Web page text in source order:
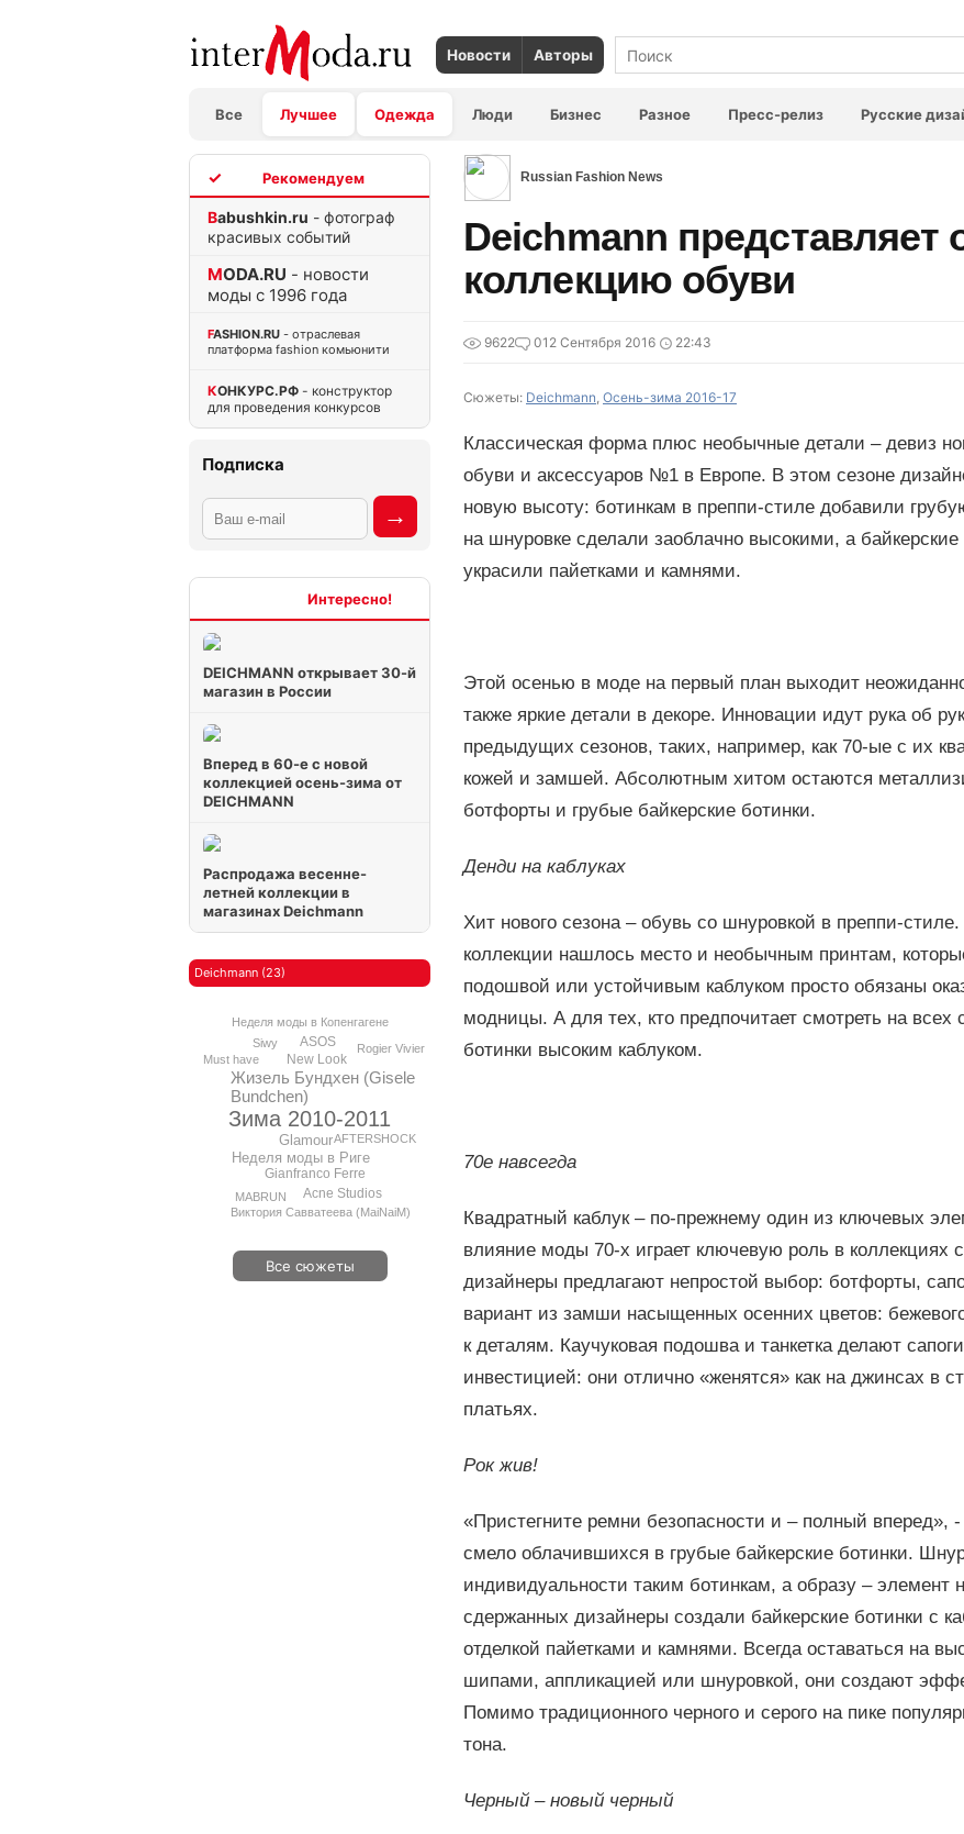
Новости Авторы
Все Лучшее Одежда Люди Бизнес Разное Пресс-релиз Русские
Babushkin.ru - фотограф
красивых событий
MODA.RU - новости
моды с 1996 года
FASHION.RU - отраслевая
платформа fashion комьюнити
КОНКУРС.РФ - конструктор
для проведения конкурсов
Подписка
DEICHMANN открывает 30-й
магазин в России
Вперед в 60-е с новой
коллекцией осень-зима от
DEICHMANN
Распродажа весенне-
летней коллекции в
магазинах Deichmann
Deichmann (23)
Зима 2010-2011
Жизель Бундхен (Gisele
Bundchen)
Glamour
Неделя моды в Риге
Gianfranco Ferrе
New Look
ASOS
Acne Studios
Виктория Савватеева (MaiNaiM)
AFTERSHOCK
MABRUN
Неделя моды в Копенгагене
Must have
Rogier Vivier
Siwy
Все сюжеты
Russian Fashion News
Deichmann
коллекцию обуви
9622 012 Сентября 2016 22:43
Сюжеты: Deichmann, Осень-зима 2016-17
Классическая форма плюс необычные детали – девиз
обуви и аксессуаров №1 в Европе. В этом сезоне
новую высоту: ботинкам в преппи-стиле добавили
на шнуровке сделали заоблачно высокими, а
украсили пайетками и камнями.
Этой осенью в моде на первый план выходит
также яркие детали в декоре. Инновации идут рука об
предыдущих сезонов, таких, например, как 70-ые с их
кожей и замшей. Абсолютным хитом остаются
ботфорты и грубые байкерские ботинки.
Денди на каблуках
Хит нового сезона – обувь со шнуровкой в преппи-
коллекции нашлось место и необычным принтам,
подошвой или устойчивым каблуком просто обязаны
модницы. А для тех, кто предпочитает смотреть на
ботинки высоким каблуком.
70е навсегда
Квадратный каблук – по-прежнему один из ключевых
влияние моды 70-х играет ключевую роль в коллекциях
дизайнеры предлагают непростой выбор: ботфорты,
вариант из замши насыщенных осенних цветов:
к деталям. Каучуковая подошва и танкетка делают
инвестицией: они отлично «женятся» как на джинсах в
платьях.
Рок жив!
«Пристегните ремни безопасности и – полный вперед», -
смело облачившихся в грубые байкерские ботинки.
индивидуальности таким ботинкам, а образу – элемент
сдержанных дизайнеры создали байкерские ботинки с
отделкой пайетками и камнями. Всегда оставаться на
шипами, аппликацией или шнуровкой, они создают
Помимо традиционного черного и серого на пике
тона.
Черный – новый черный